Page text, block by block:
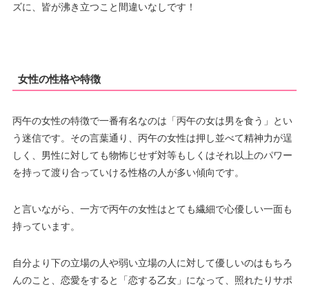
ズに、皆が沸き立つこと間違いなしです！
女性の性格や特徴
丙午の女性の特徴で一番有名なのは「丙午の女は男を食う」とい
う迷信です。その言葉通り、丙午の女性は押し並べて精神力が逞
しく、男性に対しても物怖じせず対等もしくはそれ以上のパワー
を持って渡り合っていける性格の人が多い傾向です。
と言いながら、一方で丙午の女性はとても繊細で心優しい一面も
持っています。
自分より下の立場の人や弱い立場の人に対して優しいのはもちろ
んのこと、恋愛をすると「恋する乙女」になって、照れたりサポ